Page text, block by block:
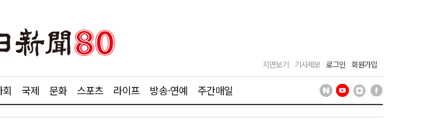
지면보기 기사제보 로그인 회원가입
회 국제 문화 스포츠 라이프 방송·연예 주간매일